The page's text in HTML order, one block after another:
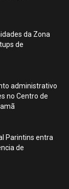
da Zona
de
administrativo
no Centro de
Parintins entra
de